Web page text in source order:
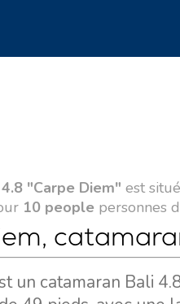
"Carpe Diem" est
10 people personnes
un catamaran Bali